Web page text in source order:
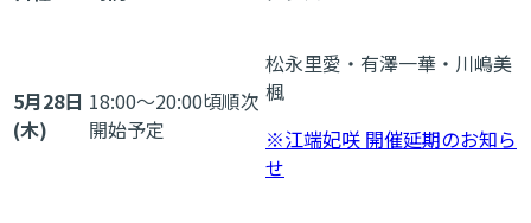
5月28日
(木)
18:00～20:00頃順次
開始予定
松永里愛・有澤一華・川嶋美
楓
※江端妃咲 開催延期のお知ら
せ